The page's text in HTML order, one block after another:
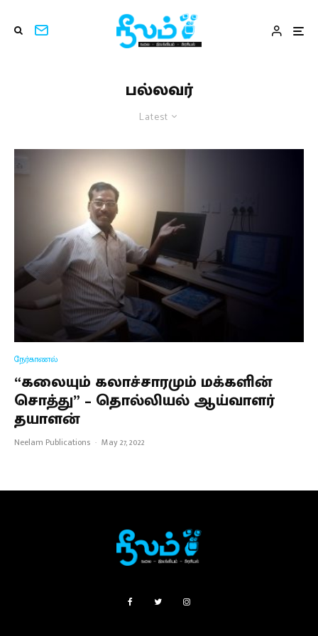
பல்லவர்
Latest
நேர்காணல்
“கலையும் கலாச்சாரமும் மக்களின்
சொத்து” – தொல்லியல் ஆய்வாளர்
தயாளன்
Neelam Publications · May 27, 2022